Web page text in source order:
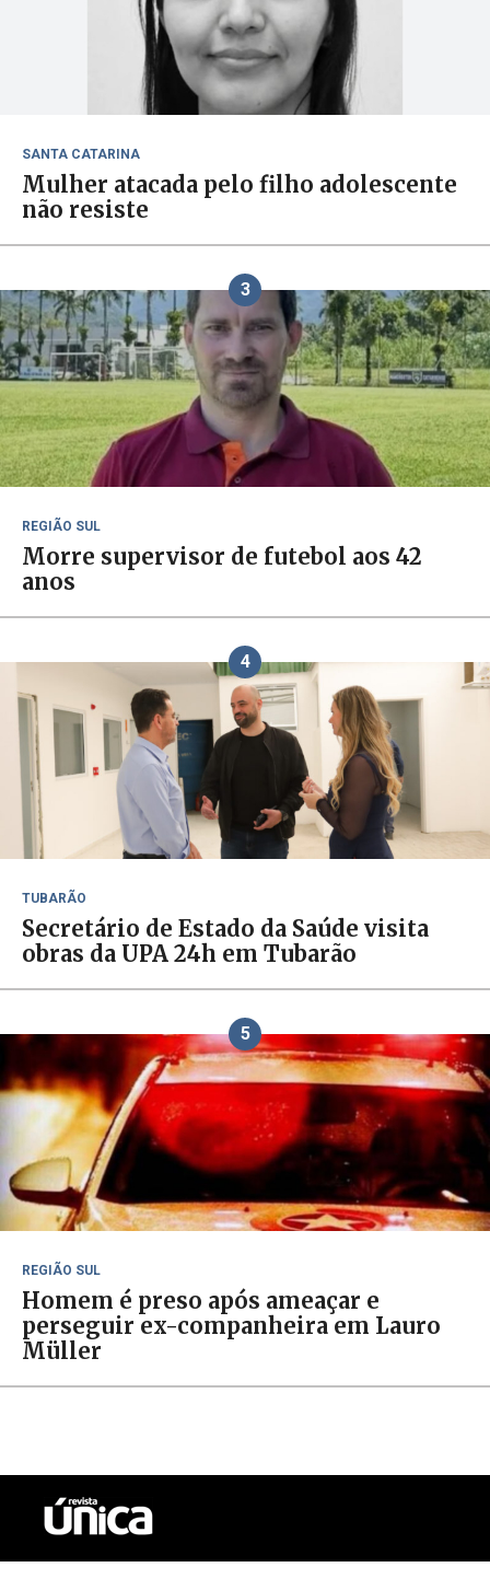
SANTA CATARINA
Mulher atacada pelo filho adolescente
não resiste
3
REGIÃO SUL
Morre supervisor de futebol aos 42
anos
4
TUBARÃO
Secretário de Estado da Saúde visita
obras da UPA 24h em Tubarão
5
REGIÃO SUL
Homem é preso após ameaçar e
perseguir ex-companheira em Lauro
Müller